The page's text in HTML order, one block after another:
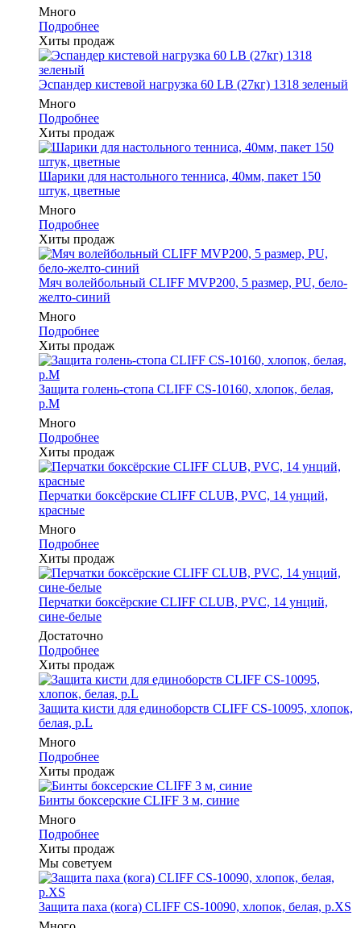
Много
Подробнее
Хиты продаж
Эспандер кистевой нагрузка 60 LB (27кг) 1318 зеленый
Много
Подробнее
Хиты продаж
Шарики для настольного тенниса, 40мм, пакет 150
штук, цветные
Много
Подробнее
Хиты продаж
Мяч волейбольный CLIFF MVP200, 5 размер, PU, бело-
желто-синий
Много
Подробнее
Хиты продаж
Защита голень-стопа CLIFF CS-10160, хлопок, белая,
р.M
Много
Подробнее
Хиты продаж
Перчатки боксёрские CLIFF CLUB, PVC, 14 унций,
красные
Много
Подробнее
Хиты продаж
Перчатки боксёрские CLIFF CLUB, PVC, 14 унций,
сине-белые
Достаточно
Подробнее
Хиты продаж
Защита кисти для единоборств CLIFF CS-10095, хлопок,
белая, р.L
Много
Подробнее
Хиты продаж
Бинты боксерские CLIFF 3 м, синие
Много
Подробнее
Хиты продаж
Мы советуем
Защита паха (кога) CLIFF CS-10090, хлопок, белая, р.XS